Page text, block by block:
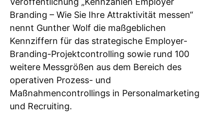
Branding – Wie Sie Ihre Attraktivität messen“
nennt Gunther Wolf die maßgeblichen
Kennziffern für das strategische Employer-
Branding-Projektcontrolling sowie rund 100
weitere Messgrößen aus dem Bereich des
operativen Prozess- und
Maßnahmencontrollings in Personalmarketing
und Recruiting.